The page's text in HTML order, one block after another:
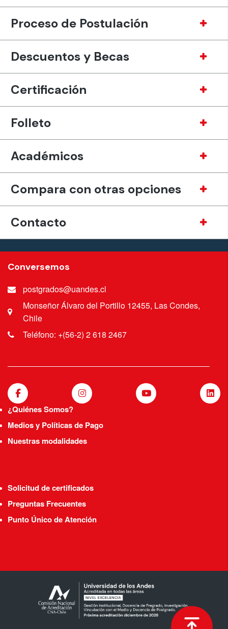
Proceso de Postulación
Descuentos y Becas
Certificación
Folleto
Académicos
Compara con otras opciones
Contacto
Conversemos
postgrados@uandes.cl
Monseñor Álvaro del Portillo 12455, Las Condes,
Chile
Teléfono: +(56-2) 2 618 2467
¿Quiénes Somos?
Medios y Políticas de Pago
Nuestras modalidades
Solicitud de certificados
Preguntas Frecuentes
Punto Único de Atención